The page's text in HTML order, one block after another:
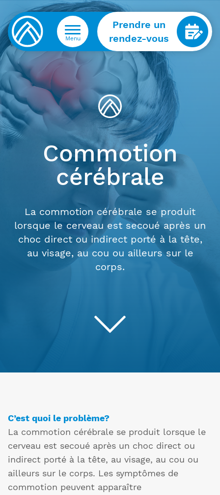
Menu
Prendre un
rendez-vous
Commotion
cérébrale
La commotion cérébrale se produit
lorsque le cerveau est secoué après un
choc direct ou indirect porté à la tête,
au visage, au cou ou ailleurs sur le
corps.
C’est quoi le problème?
La commotion cérébrale se produit lorsque le
cerveau est secoué après un choc direct ou
indirect porté à la tête, au visage, au cou ou
ailleurs sur le corps. Les symptômes de
commotion peuvent apparaître